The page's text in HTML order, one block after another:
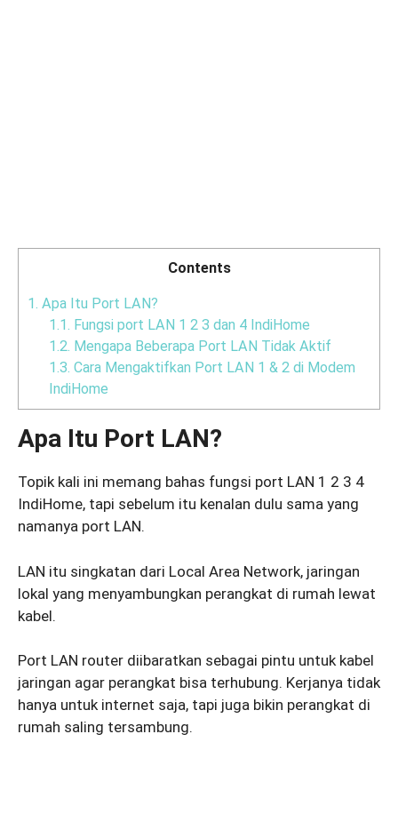
Contents
1. Apa Itu Port LAN?
1.1. Fungsi port LAN 1 2 3 dan 4 IndiHome
1.2. Mengapa Beberapa Port LAN Tidak Aktif
1.3. Cara Mengaktifkan Port LAN 1 & 2 di Modem
IndiHome
Apa Itu Port LAN?
Topik kali ini memang bahas fungsi port LAN 1 2 3 4
IndiHome, tapi sebelum itu kenalan dulu sama yang
namanya port LAN.
LAN itu singkatan dari Local Area Network, jaringan
lokal yang menyambungkan perangkat di rumah lewat
kabel.
Port LAN router diibaratkan sebagai pintu untuk kabel
jaringan agar perangkat bisa terhubung. Kerjanya tidak
hanya untuk internet saja, tapi juga bikin perangkat di
rumah saling tersambung.